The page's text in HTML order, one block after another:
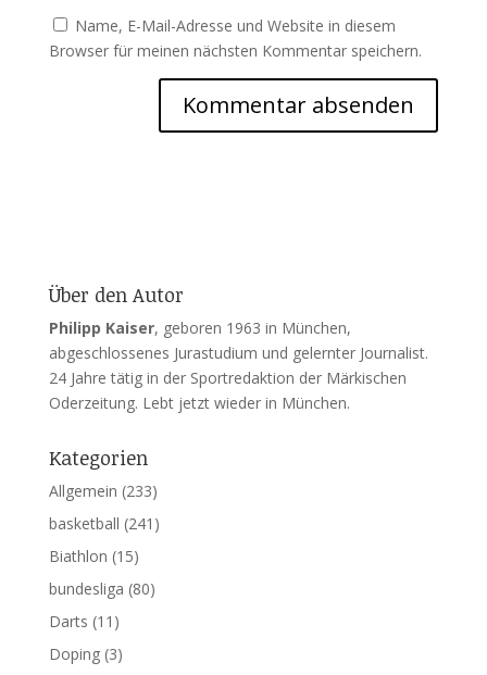
Name, E-Mail-Adresse und Website in diesem
Browser für meinen nächsten Kommentar speichern.
Über den Autor
Philipp Kaiser, geboren 1963 in München,
abgeschlossenes Jurastudium und gelernter Journalist.
24 Jahre tätig in der Sportredaktion der Märkischen
Oderzeitung. Lebt jetzt wieder in München.
Kategorien
Allgemein (233)
basketball (241)
Biathlon (15)
bundesliga (80)
Darts (11)
Doping(3)